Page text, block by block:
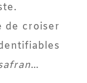
de croiser
…